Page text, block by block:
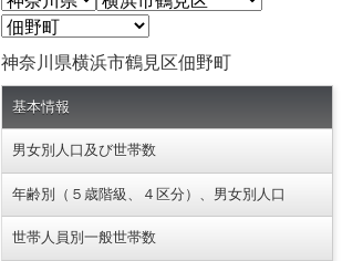
神奈川県横浜市鶴見区佃野町
基本情報
男女別人口及び世帯数
年齢別（５歳階級、４区分）、男女別人口
世帯人員別一般世帯数